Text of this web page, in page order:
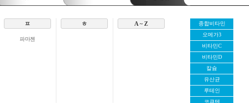
ㅍ
파마젠
ㅎ A ~ Z
종합비타민
오메가3
비타민C
비타민D
칼슘
유산균
루테인
코큐텐